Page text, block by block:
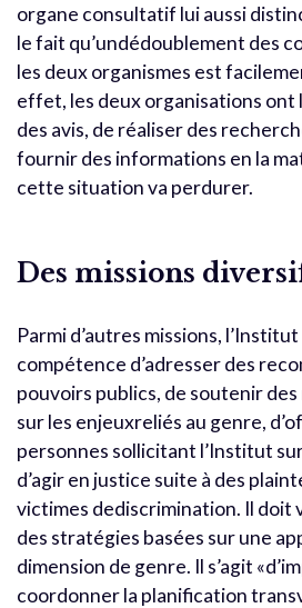
organe consultatif lui aussi
le fait qu’undédoublement des
les deux organismes est
effet, les deux organisations ont
des avis, de réaliser des
fournir des informations en la
cette situation va perdurer.
Des missions
Parmi d’autres missions,
compétence d’adresser des
pouvoirs publics, de soutenir
sur les enjeuxreliés au genre,
personnes sollicitant l’Institut
d’agir en justice suite à des
victimes dediscrimination. Il doit
des stratégies basées sur une
dimension de genre. Il s’agit
coordonner la planification